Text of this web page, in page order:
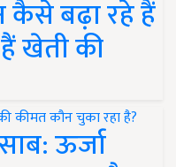
कैसे बढ़ा रहे हैं
खेती की
ऊर्जा